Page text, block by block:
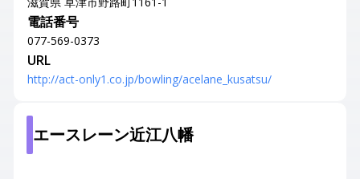
電話番号
077-569-0373
URL
http://act-only1.co.jp/bowling/acelane_kusatsu/
エースレーン近江八幡